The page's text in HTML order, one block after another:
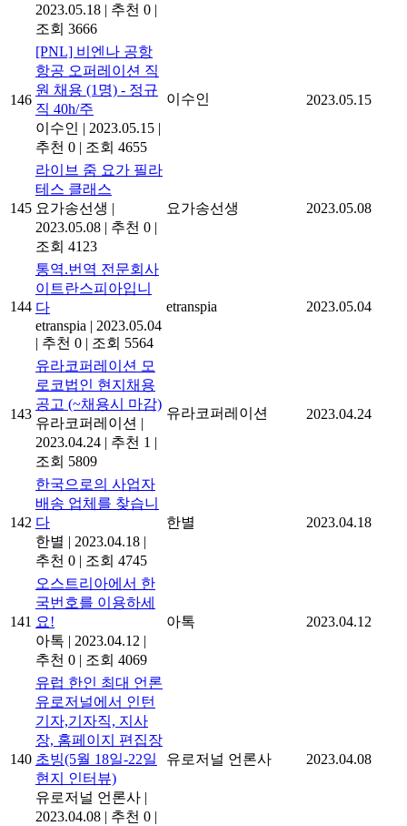
2023.05.18 | 추천 0 |
조회 3666
146
[PNL] 비엔나 공항
항공 오퍼레이션 직
원 채용 (1명) - 정규
직 40h/주
이수인 | 2023.05.15 |
추천 0 | 조회 4655
이수인 2023.05.15
145
라이브 줌 요가 필라
테스 클래스
요가송선생 |
2023.05.08 | 추천 0 |
조회 4123
요가송선생 2023.05.08
144
통역.번역 전문회사
이트란스피아입니
다
etranspia | 2023.05.04
| 추천 0 | 조회 5564
etranspia 2023.05.04
143
유라코퍼레이션 모
로코법인 현지채용
공고 (~채용시 마감)
유라코퍼레이션 |
2023.04.24 | 추천 1 |
조회 5809
유라코퍼레이션 2023.04.24
142
한국으로의 사업자
배송 업체를 찾습니
다
한별 | 2023.04.18 |
추천 0 | 조회 4745
한별 2023.04.18
141
오스트리아에서 한
국번호를 이용하세
요!
아톡 | 2023.04.12 |
추천 0 | 조회 4069
아톡 2023.04.12
140
유럽 한인 최대 언론
유로저널에서 인턴
기자,기자직, 지사
장, 홈페이지 편집장
초빙(5월 18일-22일
현지 인터뷰)
유로저널 언론사 |
2023.04.08 | 추천 0 |
유로저널 언론사 2023.04.08